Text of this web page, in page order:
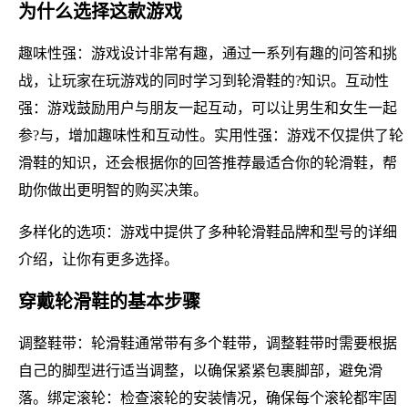
为什么选择这款游戏
趣味性强：游戏设计非常有趣，通过一系列有趣的问答和挑
战，让玩家在玩游戏的同时学习到轮滑鞋的?知识。互动性
强：游戏鼓励用户与朋友一起互动，可以让男生和女生一起
参?与，增加趣味性和互动性。实用性强：游戏不仅提供了轮
滑鞋的知识，还会根据你的回答推荐最适合你的轮滑鞋，帮
助你做出更明智的购买决策。
多样化的选项：游戏中提供了多种轮滑鞋品牌和型号的详细
介绍，让你有更多选择。
穿戴轮滑鞋的基本步骤
调整鞋带：轮滑鞋通常带有多个鞋带，调整鞋带时需要根据
自己的脚型进行适当调整，以确保紧紧包裹脚部，避免滑
落。绑定滚轮：检查滚轮的安装情况，确保每个滚轮都牢固